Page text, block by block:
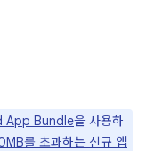
App Bundle을 사용하
를 초과하는 신규 앱